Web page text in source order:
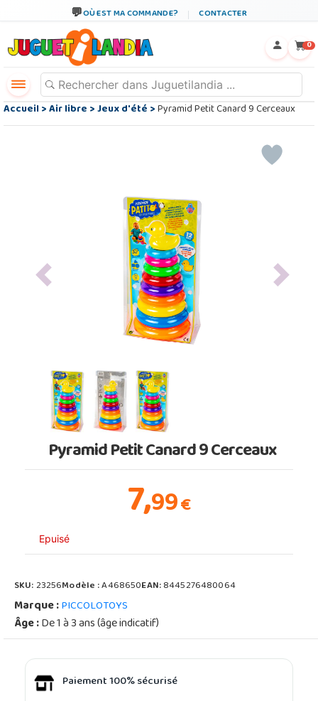
OÙ EST MA COMMANDE? CONTACTER
0
Accueil>Air libre>Jeux d'été>Pyramid Petit Canard 9 Cerceaux
Previous Next
Pyramid Petit Canard 9 Cerceaux
7,99€
Epuisé
SKU:23256Modèle :A468650EAN:8445276480064
Marque :PICCOLOTOYS
Âge :De 1 à 3 ans (âge indicatif)
Paiement 100% sécurisé